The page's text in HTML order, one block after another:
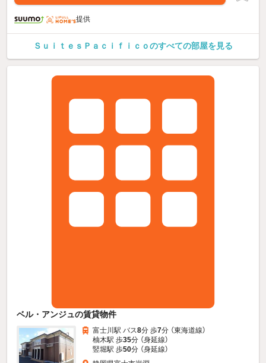
提供
ＳｕｉｔｅｓＰａｃｉｆｉｃｏのすべての部屋を見る
ベル・アンジュの賃貸物件
富士川駅 バス8分 歩7分 （東海道線）
柚木駅 歩35分 （身延線）
竪堀駅 歩50分 （身延線）